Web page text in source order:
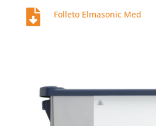
 Folleto Elmasonic Med